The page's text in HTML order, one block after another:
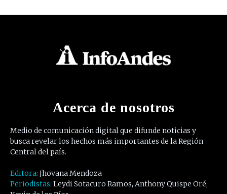
Acerca de nosotros
Medio de comunicación digital que difunde noticias y
busca revelar los hechos más importantes de la Región
Central del país.
Editora: Jhovana Mendoza
Periodistas: Leydi Sotacuro Ramos, Anthony Quispe Oré,